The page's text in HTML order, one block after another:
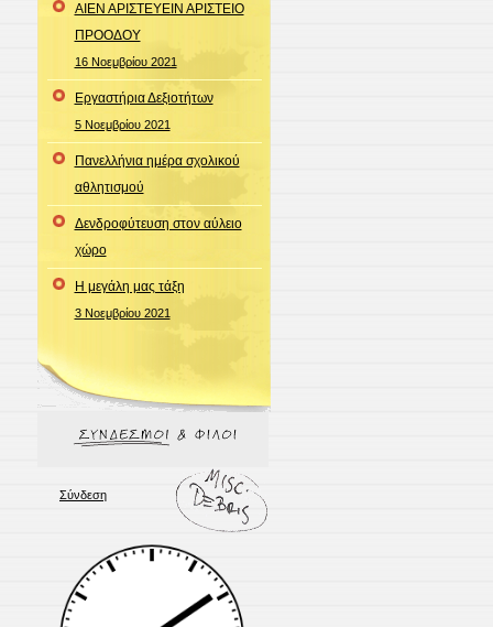
ΑΙΕΝ ΑΡΙΣΤΕΥΕΙΝ ΑΡΙΣΤΕΙΟ
ΠΡΟΟΔΟΥ
16 Νοεμβρίου 2021
Εργαστήρια Δεξιοτήτων
5 Νοεμβρίου 2021
Πανελλήνια ημέρα σχολικού
αθλητισμού
Δενδροφύτευση στον αύλειο
χώρο
Η μεγάλη μας τάξη
3 Νοεμβρίου 2021
Σύνδεση